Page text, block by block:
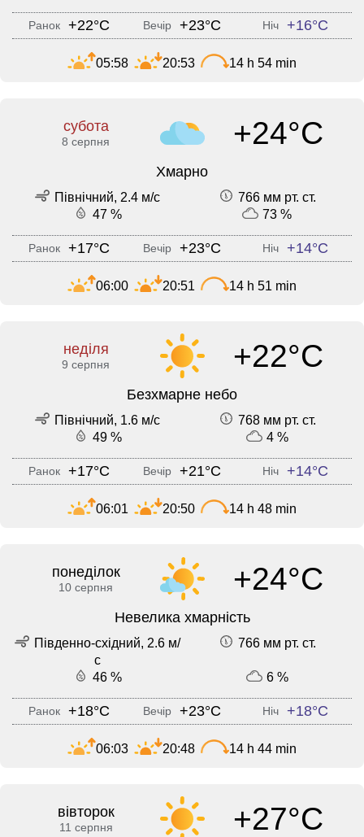
Ранок +22°C Вечір +23°C Ніч +16°C
05:58 20:53 14 h 54 min
субота
8 серпня +24°C
Хмарно
Північний, 2.4 м/с
766 мм рт. ст.
47 %
73 %
Ранок +17°C Вечір +23°C Ніч +14°C
06:00 20:51 14 h 51 min
неділя
9 серпня +22°C
Безхмарне небо
Північний, 1.6 м/с
768 мм рт. ст.
49 %
4 %
Ранок +17°C Вечір +21°C Ніч +14°C
06:01 20:50 14 h 48 min
понеділок
10 серпня +24°C
Невелика хмарність
Південно-східний, 2.6 м/
с
766 мм рт. ст.
46 % 6 %
Ранок +18°C Вечір +23°C Ніч +18°C
06:03 20:48 14 h 44 min
вівторок
11 серпня +27°C